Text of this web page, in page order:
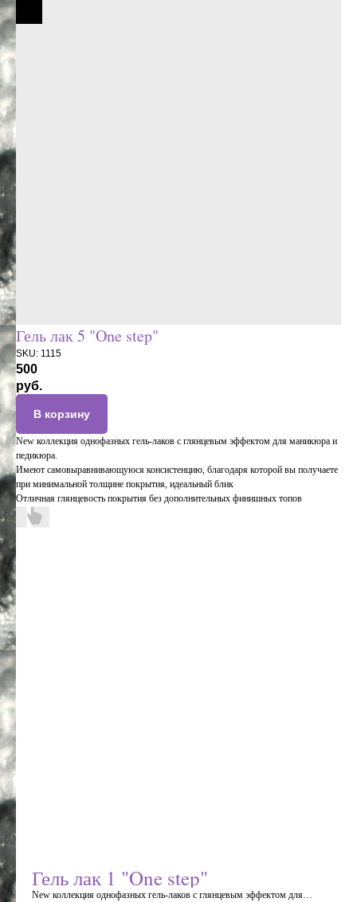
Гель лак 5 "One step"
SKU: 1115
500
руб.
В корзину
New коллекция однофазных гель-лаков с глянцевым эффектом для маникюра и
педикюра.
Имеют самовыравнивающуюся консистенцию, благодаря которой вы получаете
при минимальной толщине покрытия, идеальный блик
Отличная глянцевость покрытия без дополнительных финишных топов
Гель лак 1 "One step"
New коллекция однофазных гель-лаков с глянцевым эффектом для